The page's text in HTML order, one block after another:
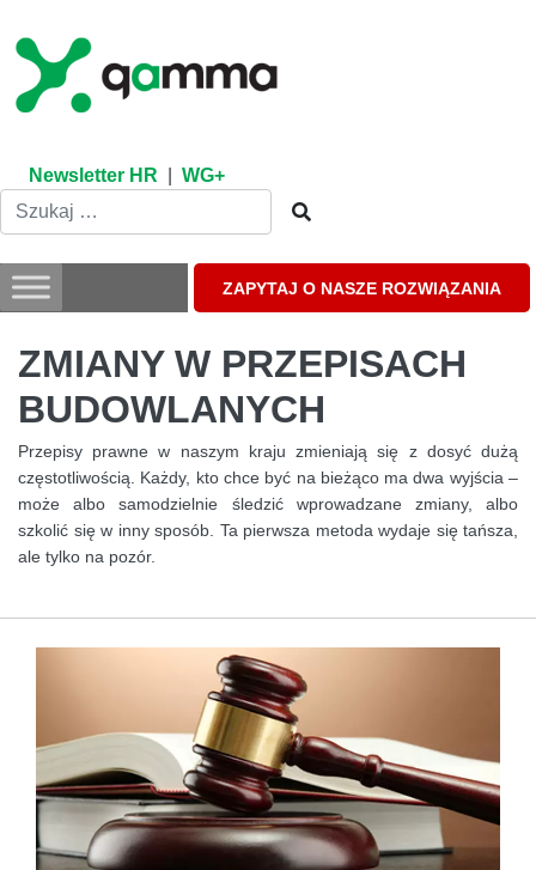
content
Newsletter HR WG+
ZAPYTAJ O NASZE ROZWIĄZANIA
ZMIANY W PRZEPISACH
BUDOWLANYCH
Przepisy prawne w naszym kraju zmieniają się z dosyć dużą
częstotliwością. Każdy, kto chce być na bieżąco ma dwa wyjścia –
może albo samodzielnie śledzić wprowadzane zmiany, albo
szkolić się w inny sposób. Ta pierwsza metoda wydaje się tańsza,
ale tylko na pozór.